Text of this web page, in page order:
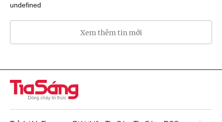
undefined
Xem thêm tin mới